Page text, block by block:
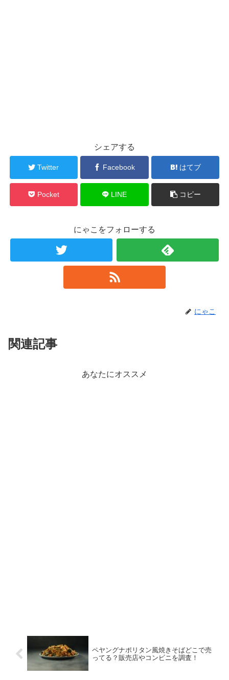
シェアする
Twitter Facebook はてブ
Pocket LINE コピー
にゃこをフォローする
にゃこ
関連記事
あなたにオススメ
ペヤングナポリタン風焼きそばどこで売
ってる？販売店やコンビニを調査！